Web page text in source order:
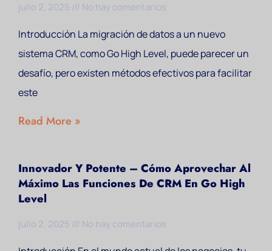
julio 2, 2025 No hay comentarios
Introducción La migración de datos a un nuevo
sistema CRM, como Go High Level, puede parecer un
desafío, pero existen métodos efectivos para facilitar
este
Read More »
Innovador Y Potente – Cómo Aprovechar Al
Máximo Las Funciones De CRM En Go High
Level
julio 2, 2025 No hay comentarios